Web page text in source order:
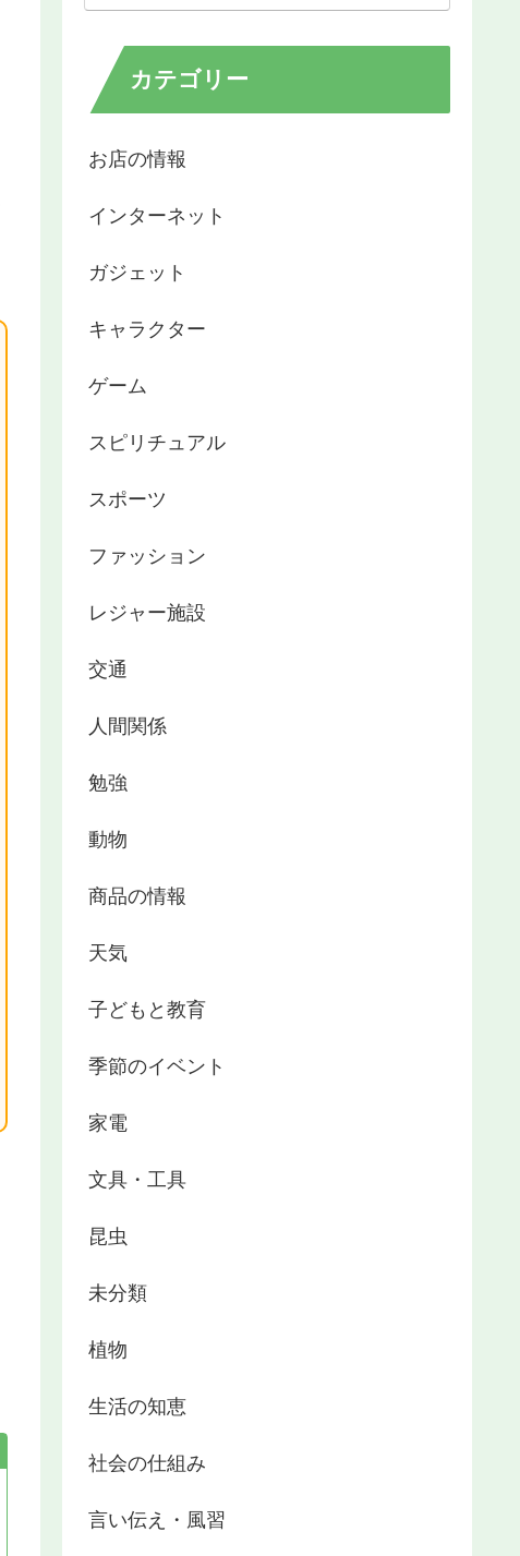
カテゴリー
お店の情報
インターネット
ガジェット
キャラクター
ゲーム
スピリチュアル
スポーツ
ファッション
レジャー施設
交通
人間関係
勉強
動物
商品の情報
天気
子どもと教育
季節のイベント
家電
文具・工具
昆虫
未分類
植物
生活の知恵
社会の仕組み
言い伝え・風習